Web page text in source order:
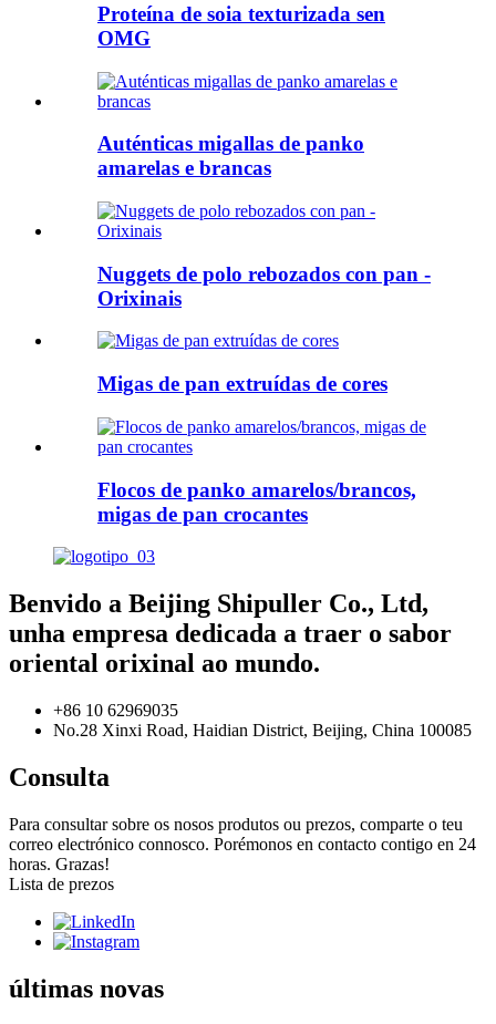
Proteína de soia texturizada sen
OMG
Auténticas migallas de panko
amarelas e brancas
Nuggets de polo rebozados con pan -
Orixinais
Migas de pan extruídas de cores
Flocos de panko amarelos/brancos,
migas de pan crocantes
Benvido a Beijing Shipuller Co., Ltd,
unha empresa dedicada a traer o sabor
oriental orixinal ao mundo.
+86 10 62969035
No.28 Xinxi Road, Haidian District, Beijing, China 100085
Consulta
Para consultar sobre os nosos produtos ou prezos, comparte o teu
correo electrónico connosco. Porémonos en contacto contigo en 24
horas. Grazas!
Lista de prezos
últimas novas